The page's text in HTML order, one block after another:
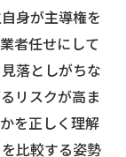
身が主導権を
者任せにして
落としがちな
リスクが高ま
を正しく理解
比較する姿勢